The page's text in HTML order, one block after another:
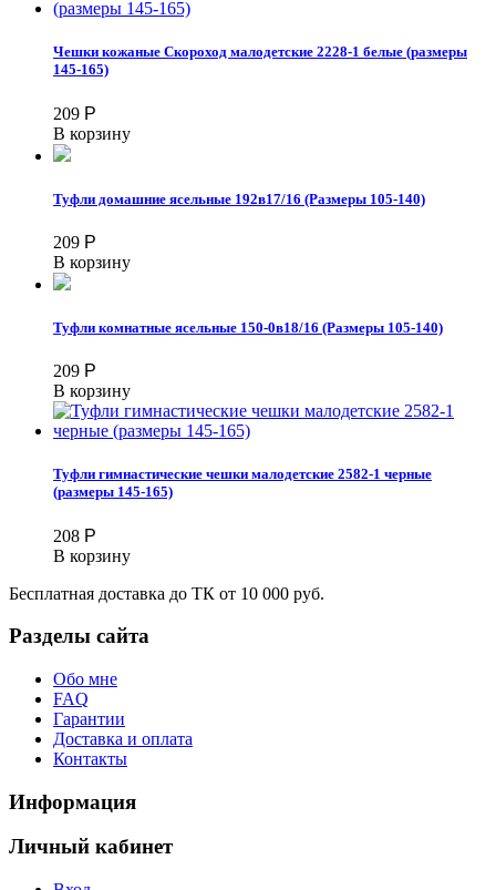
Чешки кожаные Скороход малодетские 2228-1 белые (размеры
145-165)
209 Р
В корзину
Туфли домашние ясельные 192в17/16 (Размеры 105-140)
209 Р
В корзину
Туфли комнатные ясельные 150-0в18/16 (Размеры 105-140)
209 Р
В корзину
Туфли гимнастические чешки малодетские 2582-1 черные
(размеры 145-165)
208 Р
В корзину
Бесплатная доставка до ТК от 10 000 руб.
Разделы сайта
Обо мне
FAQ
Гарантии
Доставка и оплата
Контакты
Информация
Личный кабинет